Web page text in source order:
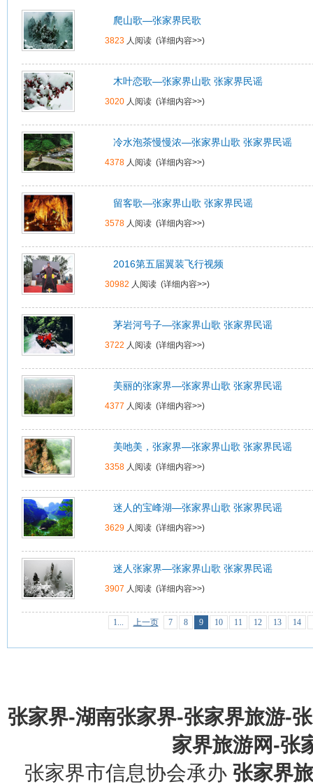
影《寂寨》在线
视频
爬山歌—张家界民歌
3823 人阅读 (详细内容>>)
木叶恋歌—张家界山歌 张家界民谣
3020 人阅读 (详细内容>>)
冷水泡茶慢慢浓—张家界山歌 张家界民谣
4378 人阅读 (详细内容>>)
留客歌—张家界山歌 张家界民谣
3578 人阅读 (详细内容>>)
2016第五届翼装飞行视频
30982 人阅读 (详细内容>>)
茅岩河号子—张家界山歌 张家界民谣
3722 人阅读 (详细内容>>)
美丽的张家界—张家界山歌 张家界民谣
4377 人阅读 (详细内容>>)
美吔美，张家界—张家界山歌 张家界民谣
3358 人阅读 (详细内容>>)
迷人的宝峰湖—张家界山歌 张家界民谣
3629 人阅读 (详细内容>>)
迷人张家界—张家界山歌 张家界民谣
3907 人阅读 (详细内容>>)
1... 上一页 7 8 9 10 11 12 13 14
张家界-湖南张家界-张家界旅游-
家界旅游网-张
张家界市信息协会承办 张家界